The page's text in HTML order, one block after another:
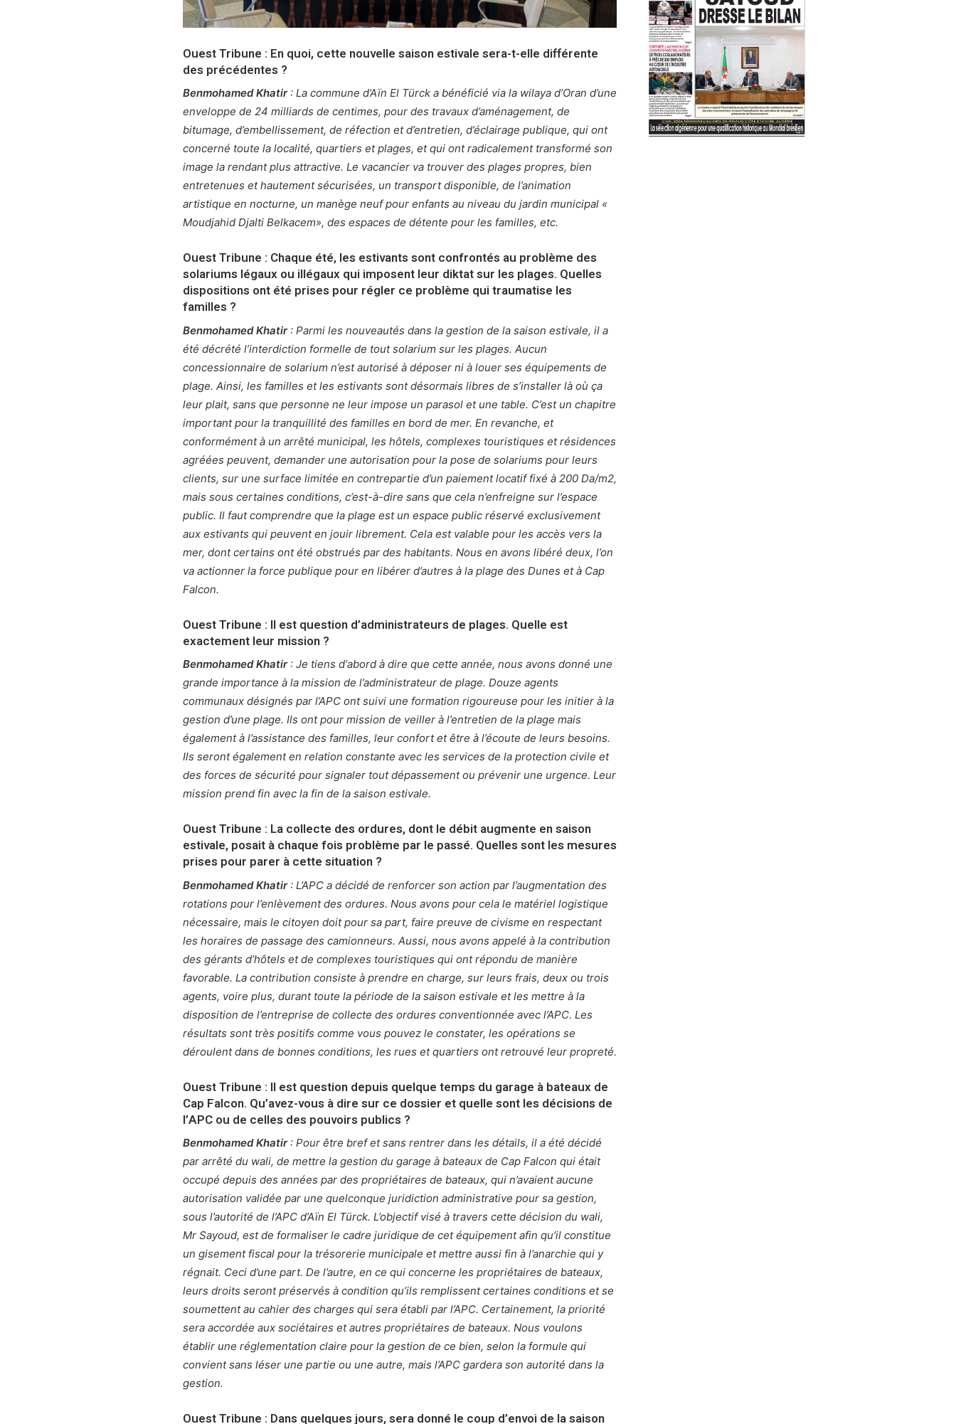
Ouest Tribune : En quoi, cette nouvelle saison estivale sera-t-elle différente
des précédentes ?
Benmohamed Khatir: La commune d’Aïn El Türck a bénéficié via la wilaya d’Oran d’une
enveloppe de 24 milliards de centimes, pour des travaux d’aménagement, de
bitumage, d’embellissement, de réfection et d’entretien, d’éclairage publique, qui ont
concerné toute la localité, quartiers et plages, et qui ont radicalement transformé son
image la rendant plus attractive. Le vacancier va trouver des plages propres, bien
entretenues et hautement sécurisées, un transport disponible, de l’animation
artistique en nocturne, un manège neuf pour enfants au niveau du jardin municipal «
Moudjahid Djalti Belkacem», des espaces de détente pour les familles, etc.
Ouest Tribune : Chaque été, les estivants sont confrontés au problème des
solariums légaux ou illégaux qui imposent leur diktat sur les plages. Quelles
dispositions ont été prises pour régler ce problème qui traumatise les
familles ?
Benmohamed Khatir: Parmi les nouveautés dans la gestion de la saison estivale, il a
été décrété l’interdiction formelle de tout solarium sur les plages. Aucun
concessionnaire de solarium n’est autorisé à déposer ni à louer ses équipements de
plage. Ainsi, les familles et les estivants sont désormais libres de s’installer là où ça
leur plait, sans que personne ne leur impose un parasol et une table. C’est un chapitre
important pour la tranquillité des familles en bord de mer. En revanche, et
conformément à un arrêté municipal, les hôtels, complexes touristiques et résidences
agréées peuvent, demander une autorisation pour la pose de solariums pour leurs
clients, sur une surface limitée en contrepartie d’un paiement locatif fixé à 200 Da/m2,
mais sous certaines conditions, c’est-à-dire sans que cela n’enfreigne sur l’espace
public. Il faut comprendre que la plage est un espace public réservé exclusivement
aux estivants qui peuvent en jouir librement. Cela est valable pour les accès vers la
mer, dont certains ont été obstrués par des habitants. Nous en avons libéré deux, l’on
va actionner la force publique pour en libérer d’autres à la plage des Dunes et à Cap
Falcon.
Ouest Tribune : Il est question d’administrateurs de plages. Quelle est
exactement leur mission ?
Benmohamed Khatir: Je tiens d‘abord à dire que cette année, nous avons donné une
grande importance à la mission de l’administrateur de plage. Douze agents
communaux désignés par l’APC ont suivi une formation rigoureuse pour les initier à la
gestion d’une plage. Ils ont pour mission de veiller à l’entretien de la plage mais
également à l’assistance des familles, leur confort et être à l’écoute de leurs besoins.
Ils seront également en relation constante avec les services de la protection civile et
des forces de sécurité pour signaler tout dépassement ou prévenir une urgence. Leur
mission prend fin avec la fin de la saison estivale.
Ouest Tribune : La collecte des ordures, dont le débit augmente en saison
estivale, posait à chaque fois problème par le passé. Quelles sont les mesures
prises pour parer à cette situation ?
Benmohamed Khatir: L’APC a décidé de renforcer son action par l’augmentation des
rotations pour l’enlèvement des ordures. Nous avons pour cela le matériel logistique
nécessaire, mais le citoyen doit pour sa part, faire preuve de civisme en respectant
les horaires de passage des camionneurs. Aussi, nous avons appelé à la contribution
des gérants d’hôtels et de complexes touristiques qui ont répondu de manière
favorable. La contribution consiste à prendre en charge, sur leurs frais, deux ou trois
agents, voire plus, durant toute la période de la saison estivale et les mettre à la
disposition de l’entreprise de collecte des ordures conventionnée avec l’APC. Les
résultats sont très positifs comme vous pouvez le constater, les opérations se
déroulent dans de bonnes conditions, les rues et quartiers ont retrouvé leur propreté.
Ouest Tribune : Il est question depuis quelque temps du garage à bateaux de
Cap Falcon. Qu’avez-vous à dire sur ce dossier et quelle sont les décisions de
l’APC ou de celles des pouvoirs publics ?
Benmohamed Khatir: Pour être bref et sans rentrer dans les détails, il a été décidé
par arrêté du wali, de mettre la gestion du garage à bateaux de Cap Falcon qui était
occupé depuis des années par des propriétaires de bateaux, qui n’avaient aucune
autorisation validée par une quelconque juridiction administrative pour sa gestion,
sous l’autorité de l’APC d’Aïn El Türck. L’objectif visé à travers cette décision du wali,
Mr Sayoud, est de formaliser le cadre juridique de cet équipement afin qu’il constitue
un gisement fiscal pour la trésorerie municipale et mettre aussi fin à l’anarchie qui y
régnait. Ceci d’une part. De l’autre, en ce qui concerne les propriétaires de bateaux,
leurs droits seront préservés à condition qu’ils remplissent certaines conditions et se
soumettent au cahier des charges qui sera établi par l’APC. Certainement, la priorité
sera accordée aux sociétaires et autres propriétaires de bateaux. Nous voulons
établir une réglementation claire pour la gestion de ce bien, selon la formule qui
convient sans léser une partie ou une autre, mais l’APC gardera son autorité dans la
gestion.
Ouest Tribune : Dans quelques jours, sera donné le coup d’envoi de la saison